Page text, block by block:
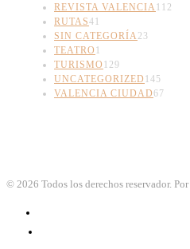
REVISTA VALENCIA112
RUTAS41
SIN CATEGORÍA23
TEATRO 1
TURISMO 129
UNCATEGORIZED 145
VALENCIA CIUDAD67
© 2026 Todos los derechos reservador. Por